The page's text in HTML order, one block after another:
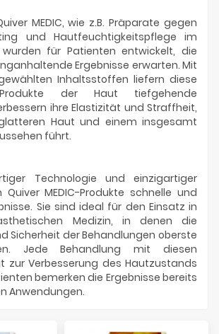
MEDIC, wie z.B. Präparate gegen
und Hautfeuchtigkeitspflege im
wurden für Patienten entwickelt, die
Ergebnisse erwarten. Mit
Inhaltsstoffen liefern diese
der Haut tiefgehende
ihre Elastizität und Straffheit,
Haut und einem insgesamt
führt.
Technologie und einzigartiger
Quiver MEDIC-Produkte schnelle und
Sie sind ideal für den Einsatz in
Medizin, in denen die
Sicherheit der Behandlungen oberste
Jede Behandlung mit diesen
zur Verbesserung des Hautzustands
bemerken die Ergebnisse bereits
Anwendungen.